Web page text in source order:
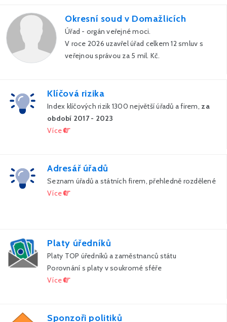
Okresní soud v Domažlicích
Úřad - orgán veřejné moci.
V roce 2026 uzavřel úřad celkem 12 smluv s
veřejnou správou za 5 mil. Kč.
Klíčová rizika
Index klíčových rizik 1300 největší úřadů a firem, za
období 2017 - 2023
Více
Adresář úřadů
Seznam úřadů a státních firem, přehledně rozdělené
Více
Platy úředníků
Platy TOP úředníků a zaměstnanců státu
Porovnání s platy v soukromé sféře
Více
Sponzoři politiků